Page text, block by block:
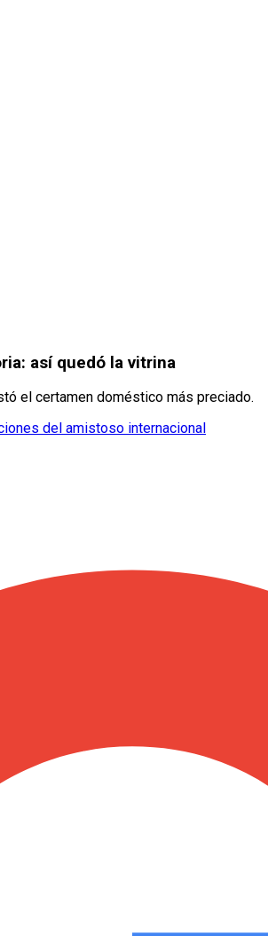
así quedó la vitrina
el certamen doméstico más preciado.
del amistoso internacional